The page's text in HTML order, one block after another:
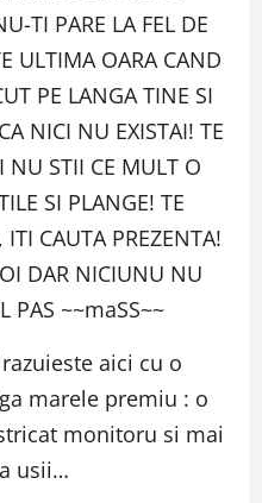
TI PARE LA FEL DE
ULTIMA OARA CAND
PE LANGA TINE SI
NICI NU EXISTAI! TE
NU STII CE MULT O
SI PLANGE! TE
ITI CAUTA PREZENTA!
DAR NICIUNU NU
PAS ~~maSS~~
aici cu o
marele premiu : o
monitoru si mai
usii…